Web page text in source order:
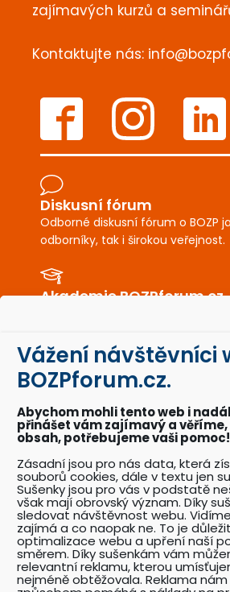
Vážení návštěvníci
BOZPforum.cz.
Abychom mohli tento web i
přinášet vám zajímavý a věříme,
obsah, potřebujeme vaši pomoc!
Zásadní jsou pro nás data, která
souborů cookies, dále v textu jen
Sušenky jsou pro vás v podstatě
však mají obrovský význam. Díky
sledovat návštěvnost webu.
zajímá a co naopak ne. To je
optimalizace webu a upření naší
směrem. Díky sušenkám vám
relevantní reklamu, kterou
nejméně obtěžovala. Reklama
zajímavých kurzů a
Kontaktujte nás:
Diskusní fórum
Odborné diskusní fórum o BOZP
odborníky, tak i širokou veřejnost.
Akademie BOZPforum.cz
BOZPkestazeni.cz
Desítky profesionálně
dokumentů a posterů BOZP a PO.
Akce BOZPforum.cz
Přehled pořádaných akcí se
problematiku BOZP.
Katalog odborníků BOZP
Přehledný katalog odborníků